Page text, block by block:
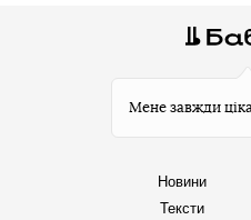
Мене завжди
Новини
Тексти